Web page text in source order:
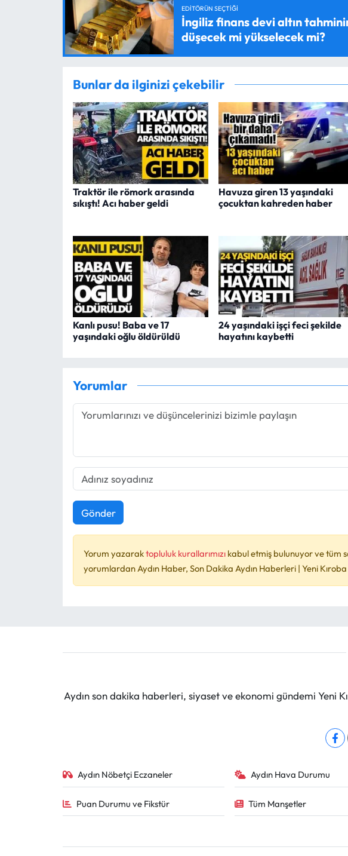
EDITÖRÜN SEÇTIĞI
İngiliz finans devi altın
düşecek mi yükselecek mi?
Bunlar da ilginizi çekebilir
Traktör ile römork arasında
sıkıştı! Acı haber geldi
Havuza giren 13 yaşındaki
çocuktan kahreden haber
Kanlı pusu! Baba ve 17
yaşındaki oğlu öldürüldü
24 yaşındaki işçi feci şekilde
hayatını kaybetti
Yorumlar
Gönder
Yorum yazaraktopluluk kurallarımızı kabul etmiş bulunuyor ve tüm
yorumlardan Aydın Haber, Son Dakika Aydın Haberleri | Yeni
Aydın son dakika haberleri, siyaset ve ekonomi gündemi Yeni
Aydın Nöbetçi Eczaneler Aydın Hava Durumu
Puan Durumu ve Fikstür Tüm Manşetler